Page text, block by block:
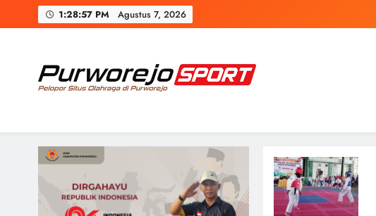
to
1:28:58 PM Agustus 7, 2026